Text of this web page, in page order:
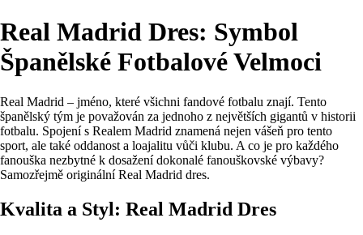
Real Madrid Dres: Symbol
Španělské Fotbalové Velmoci
Real Madrid – jméno, které všichni fandové fotbalu znají. Tento
španělský tým je považován za jednoho z největších gigantů v historii
fotbalu. Spojení s Realem Madrid znamená nejen vášeň pro tento
sport, ale také oddanost a loajalitu vůči klubu. A co je pro každého
fanouška nezbytné k dosažení dokonalé fanouškovské výbavy?
Samozřejmě originální Real Madrid dres.
Kvalita a Styl: Real Madrid Dres